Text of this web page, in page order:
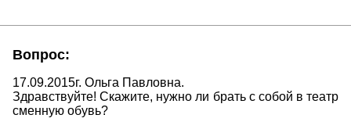
Вопрос:
17.09.2015г. Ольга Павловна.
Здравствуйте! Скажите, нужно ли брать с собой в театр
сменную обувь?